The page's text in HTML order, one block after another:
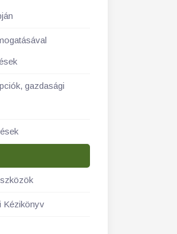
gazdasági
Kézikönyv